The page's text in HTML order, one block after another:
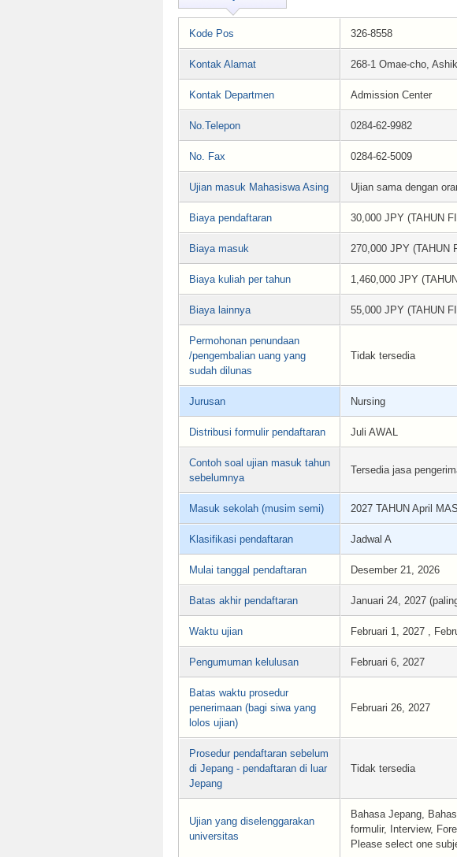
Kode Pos 326-8558
Kontak Alamat 268-1 Omae-cho,
Kontak Departmen Admission Center
No.Telepon 0284-62-9982
No. Fax 0284-62-5009
Ujian masuk Mahasiswa Asing Ujian sama dengan
Biaya pendaftaran 30,000 JPY (TAHUN
Biaya masuk 270,000 JPY (TAHUN
Biaya kuliah per tahun 1,460,000 JPY
Biaya lainnya 55,000 JPY (TAHUN
Permohonan penundaan
/pengembalian uang yang
sudah dilunas
Tidak tersedia
Jurusan Nursing
Distribusi formulir pendaftaran Juli AWAL
Contoh soal ujian masuk tahun
sebelumnya
Tersedia jasa
Masuk sekolah (musim semi) 2027 TAHUN April
Klasifikasi pendaftaran Jadwal A
Mulai tanggal pendaftaran Desember 21, 2026
Batas akhir pendaftaran Januari 24, 2027
Waktu ujian Februari 1, 2027 ,
Pengumuman kelulusan Februari 6, 2027
Batas waktu prosedur
penerimaan (bagi siwa yang
lolos ujian)
Februari 26, 2027
Prosedur pendaftaran sebelum
di Jepang - pendaftaran di luar
Jepang
Tidak tersedia
Ujian yang diselenggarakan
universitas
Bahasa Jepang,
formulir, Interview,
Please select one